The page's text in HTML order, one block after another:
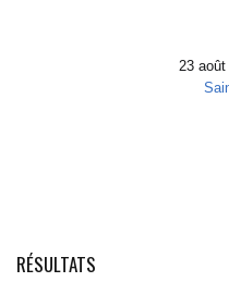
23
RÉSULTATS